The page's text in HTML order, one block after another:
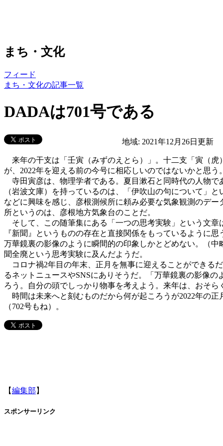
まち・文化
フィード
まち・文化の記事一覧
DADAは701号である
地域: 2021年12月26日更新
来年の干支は「壬寅（みずのえとら）」。十二支「寅（虎
が、2022年を迎える前の今号に相応しいのではないかと思う。
寺田寅彦は、物理学者である。夏目漱石と同時代の人物で
（岩波文庫）を持っているのは、「伊吹山の句について」
などに興味を感じ、彦根測候所に頼み必要な気象観測のデ
所というのは、彦根地方気象台のことだ。
そして、この随筆集にある「一つの思考実験」という文章
『新聞』というものの存在と直接関係をもっているように
万華鏡裏の影像のように瞬間的の印象しかとどめない。（
聞全廃という思考実験に及んだようだ。
コロナ禍2年目の年末、正月を無事に迎えることができる
るネットニュースやSNSにありそうだ。「万華鏡裏の影像
ろう。自分の頭でしっかり物事を考えよう。来年は、おそら
時間は未来へと刻むものだから何が起ころうが2022年の
（702号もね）。
【編集部 】
スポンサーリンク